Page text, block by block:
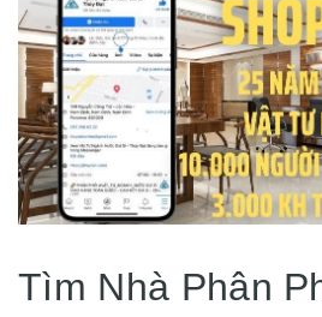
Tìm Nhà Phân